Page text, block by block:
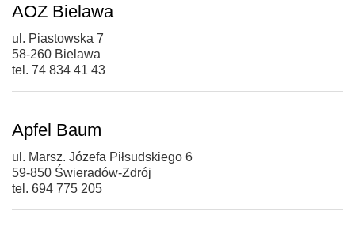
AOZ Bielawa
ul. Piastowska 7
58-260 Bielawa
tel. 74 834 41 43
Apfel Baum
ul. Marsz. Józefa Piłsudskiego 6
59-850 Świeradów-Zdrój
tel. 694 775 205